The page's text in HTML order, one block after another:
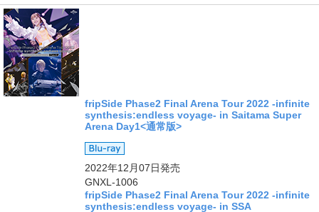
fripSide Phase2 Final Arena Tour 2022 -infinite
synthesis:endless voyage- in Saitama Super
Arena Day1<通常版>
2022年12月07日発売
GNXL-1006
fripSide Phase2 Final Arena Tour 2022 -infinite
synthesis:endless voyage- in SSA